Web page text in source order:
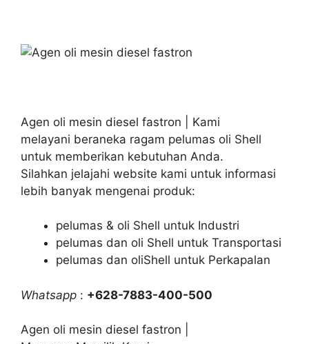
Agen oli mesin diesel fastron | Kami
melayani beraneka ragam pelumas oli Shell
untuk memberikan kebutuhan Anda.
Silahkan jelajahi website kami untuk informasi
lebih banyak mengenai produk:
pelumas & oli Shell untuk Industri
pelumas dan oli Shell untuk Transportasi
pelumas dan oliShell untuk Perkapalan
Whatsapp : +628-7883-400-500
Agen oli mesin diesel fastron |